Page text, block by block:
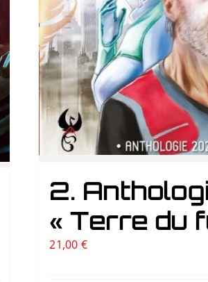
2.
« Terre du
21,00 €